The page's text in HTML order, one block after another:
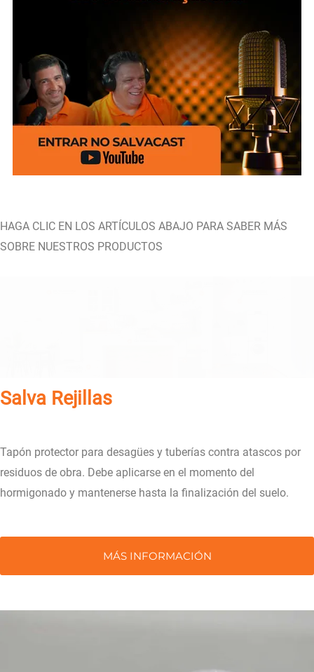
HAGA CLIC EN LOS ARTÍCULOS ABAJO PARA SABER MÁS
SOBRE NUESTROS PRODUCTOS
Salva Rejillas
Tapón protector para desagües y tuberías contra atascos por
residuos de obra. Debe aplicarse en el momento del
hormigonado y mantenerse hasta la finalización del suelo.
MÁS INFORMACIÓN